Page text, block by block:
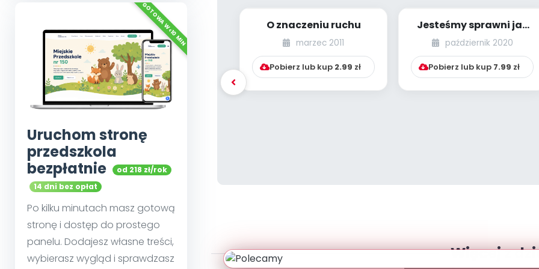
Uruchom stronę
przedszkola
bezpłatnie
od 218 zł/rok
14 dni bez opłat
Po kilku minutach masz gotową
stronę i dostęp do prostego
panelu. Dodajesz własne treści,
wybierasz wygląd i sprawdzasz
O znaczeniu ruchu
marzec 2011
Pobierz lub kup 2.99 zł
Jesteśmy sprawni jak
bohaterzy [PBP - dzieci
starsze - ...
październik 2020
Pobierz lub kup 7.99 zł
Więcej z